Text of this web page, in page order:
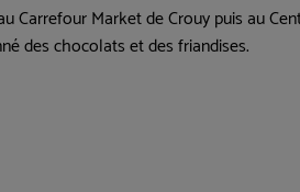
Carrefour Market de Crouy puis au
des chocolats et des friandises.